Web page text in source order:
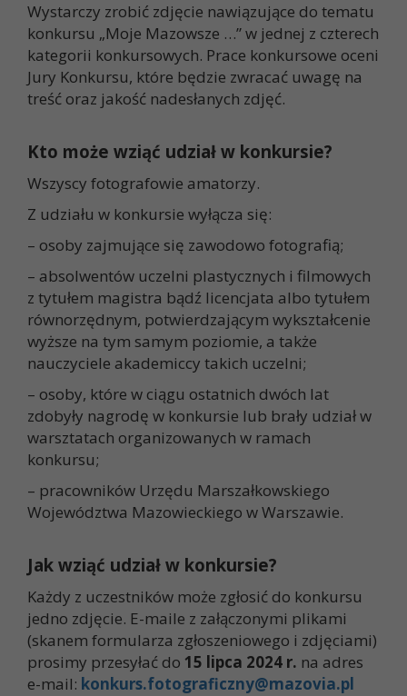
Wystarczy zrobić zdjęcie nawiązujące do tematu
konkursu „Moje Mazowsze …” w jednej z czterech
kategorii konkursowych. Prace konkursowe oceni
Jury Konkursu, które będzie zwracać uwagę na
treść oraz jakość nadesłanych zdjęć.
Kto może wziąć udział w konkursie?
Wszyscy fotografowie amatorzy.
Z udziału w konkursie wyłącza się:
– osoby zajmujące się zawodowo fotografią;
– absolwentów uczelni plastycznych i filmowych
z tytułem magistra bądź licencjata albo tytułem
równorzędnym, potwierdzającym wykształcenie
wyższe na tym samym poziomie, a także
nauczyciele akademiccy takich uczelni;
– osoby, które w ciągu ostatnich dwóch lat
zdobyły nagrodę w konkursie lub brały udział w
warsztatach organizowanych w ramach
konkursu;
– pracowników Urzędu Marszałkowskiego
Województwa Mazowieckiego w Warszawie.
Jak wziąć udział w konkursie?
Każdy z uczestników może zgłosić do konkursu
jedno zdjęcie. E-maile z załączonymi plikami
(skanem formularza zgłoszeniowego i zdjęciami)
prosimy przesyłać do 15 lipca 2024 r. na adres
e-mail: konkurs.fotograficzny@mazovia.pl